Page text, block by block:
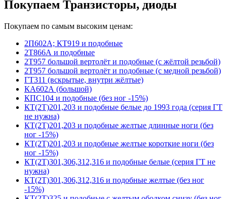
Покупаем Транзисторы, диоды
Покупаем по самым высоким ценам:
2П602А; КТ919 и подобные
2Т866А и подобные
2Т957 большой вертолёт и подобные (с жёлтой резьбой)
2Т957 большой вертолёт и подобные (с медной резьбой)
ГТ311 (вскрытые, внутри жёлтые)
КА602А (большой)
КПС104 и подобные (без ног -15%)
КТ(2Т)201,203 и подобные белые до 1993 года (серия ГТ
не нужна)
КТ(2Т)201,203 и подобные желтые длинные ноги (без
ног -15%)
КТ(2Т)201,203 и подобные желтые короткие ноги (без
ног -15%)
КТ(2Т)301,306,312,316 и подобные белые (серия ГТ не
нужна)
КТ(2Т)301,306,312,316 и подобные желтые (без ног
-15%)